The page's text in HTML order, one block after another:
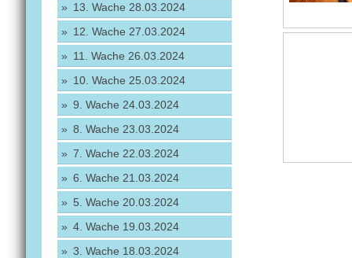
13. Wache 28.03.2024
12. Wache 27.03.2024
11. Wache 26.03.2024
10. Wache 25.03.2024
9. Wache 24.03.2024
8. Wache 23.03.2024
7. Wache 22.03.2024
6. Wache 21.03.2024
5. Wache 20.03.2024
4. Wache 19.03.2024
3. Wache 18.03.2024